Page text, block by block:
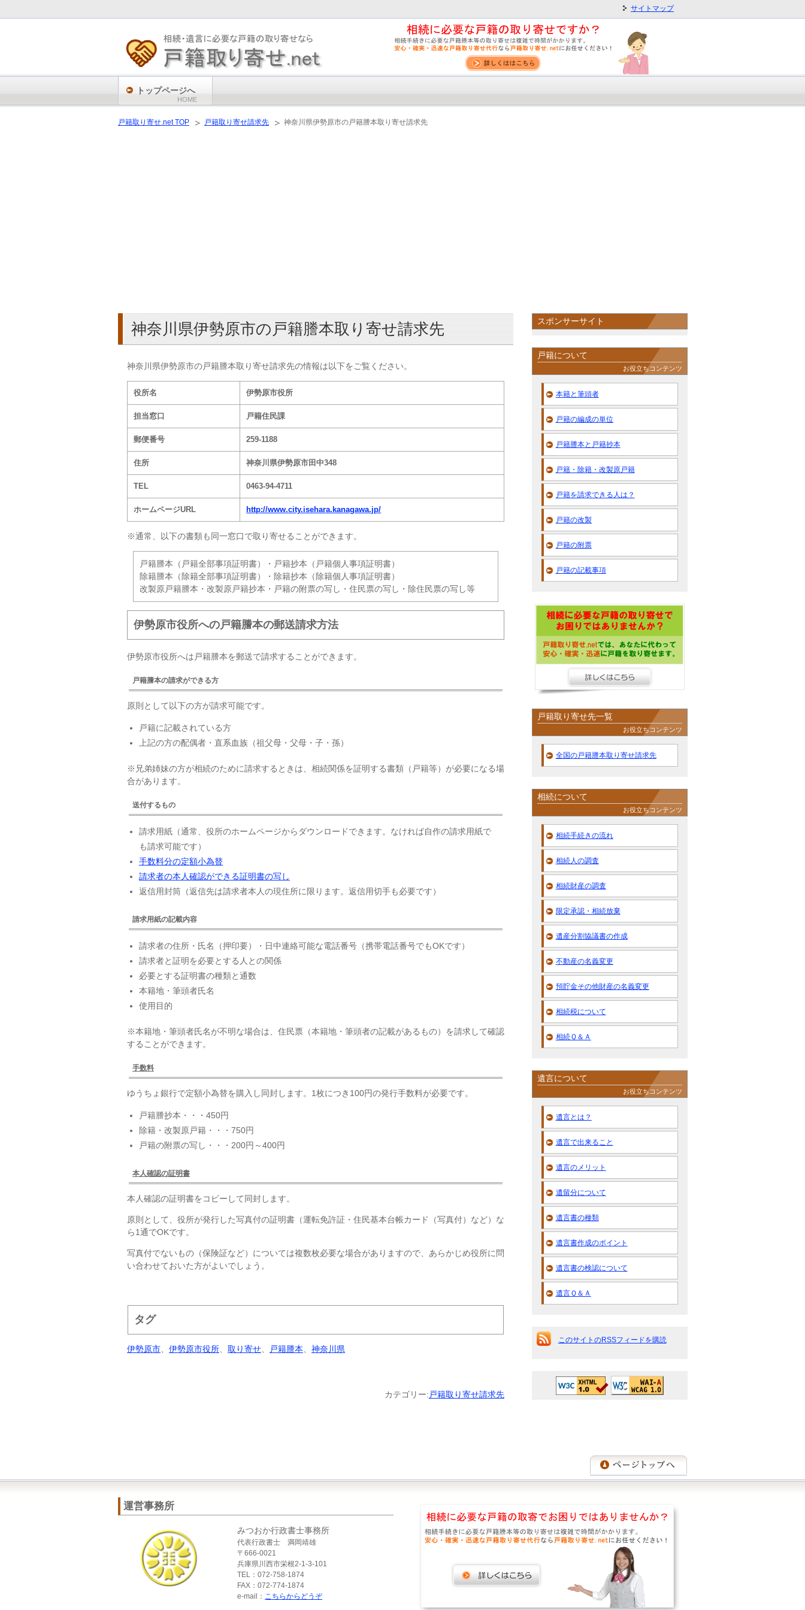
トップページへ
HOME
戸籍取り寄せ.net TOP 戸籍取り寄せ請求先 神奈川県伊勢原市の戸籍謄本取り寄せ請求先
神奈川県伊勢原市の戸籍謄本取り寄せ請求先
神奈川県伊勢原市の戸籍謄本取り寄せ請求先の情報は以下をご覧ください。
役所名 伊勢原市役所
担当窓口 戸籍住民課
郵便番号 259-1188
住所 神奈川県伊勢原市田中348
TEL 0463-94-4711
ホームページURL http://www.city.isehara.kanagawa.jp/
※通常、以下の書類も同一窓口で取り寄せることができます。
戸籍謄本（戸籍全部事項証明書）・戸籍抄本（戸籍個人事項証明書）
除籍謄本（除籍全部事項証明書）・除籍抄本（除籍個人事項証明書）
改製原戸籍謄本・改製原戸籍抄本・戸籍の附票の写し・住民票の写し・除住民票の写し等
伊勢原市役所への戸籍謄本の郵送請求方法
伊勢原市役所へは戸籍謄本を郵送で請求することができます。
戸籍謄本の請求ができる方
原則として以下の方が請求可能です。
戸籍に記載されている方
上記の方の配偶者・直系血族（祖父母・父母・子・孫）
※兄弟姉妹の方が相続のために請求するときは、相続関係を証明する書類（戸籍等）が必要になる場
合があります。
送付するもの
請求用紙（通常、役所のホームページからダウンロードできます。なければ自作の請求用紙で
も請求可能です）
手数料分の定額小為替
請求者の本人確認ができる証明書の写し
返信用封筒（返信先は請求者本人の現住所に限ります。返信用切手も必要です）
請求用紙の記載内容
請求者の住所・氏名（押印要）・日中連絡可能な電話番号（携帯電話番号でもOKです）
請求者と証明を必要とする人との関係
必要とする証明書の種類と通数
本籍地・筆頭者氏名
使用目的
※本籍地・筆頭者氏名が不明な場合は、住民票（本籍地・筆頭者の記載があるもの）を請求して確認
することができます。
手数料
ゆうちょ銀行で定額小為替を購入し同封します。1枚につき100円の発行手数料が必要です。
戸籍謄抄本・・・450円
除籍・改製原戸籍・・・750円
戸籍の附票の写し・・・200円～400円
本人確認の証明書
本人確認の証明書をコピーして同封します。
原則として、役所が発行した写真付の証明書（運転免許証・住民基本台帳カード（写真付）など）な
ら1通でOKです。
写真付でないもの（保険証など）については複数枚必要な場合がありますので、あらかじめ役所に問
い合わせておいた方がよいでしょう。
タグ
伊勢原市、 伊勢原市役所、 取り寄せ、 戸籍謄本、 神奈川県
カテゴリー:戸籍取り寄せ請求先
スポンサーサイト
戸籍について
お役立ちコンテンツ
本籍と筆頭者
戸籍の編成の単位
戸籍謄本と戸籍抄本
戸籍・除籍・改製原戸籍
戸籍を請求できる人は？
戸籍の改製
戸籍の附票
戸籍の記載事項
戸籍取り寄せ先一覧
お役立ちコンテンツ
全国の戸籍謄本取り寄せ請求先
相続について
お役立ちコンテンツ
相続手続きの流れ
相続人の調査
相続財産の調査
限定承認・相続放棄
遺産分割協議書の作成
不動産の名義変更
預貯金その他財産の名義変更
相続税について
相続Ｑ＆Ａ
遺言について
お役立ちコンテンツ
遺言とは？
遺言で出来ること
遺言のメリット
遺留分について
遺言書の種類
遺言書作成のポイント
遺言書の検認について
遺言Ｑ＆Ａ
このサイトのRSSフィードを購読
運営事務所
みつおか行政書士事務所
代表行政書士 満岡靖雄
〒666-0021
兵庫県川西市栄根2-1-3-101
TEL：072-758-1874
FAX：072-774-1874
e-mail： こちらからどうぞ
サイトマップ